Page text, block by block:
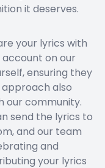
it deserves.
your lyrics with
account on our
ensuring they
also
our community.
send the lyrics to
and our team
and
your lyrics